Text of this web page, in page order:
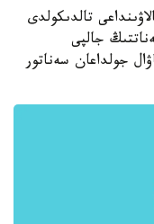
تالدىكولدى
جالپى
جولداعان سەناتور